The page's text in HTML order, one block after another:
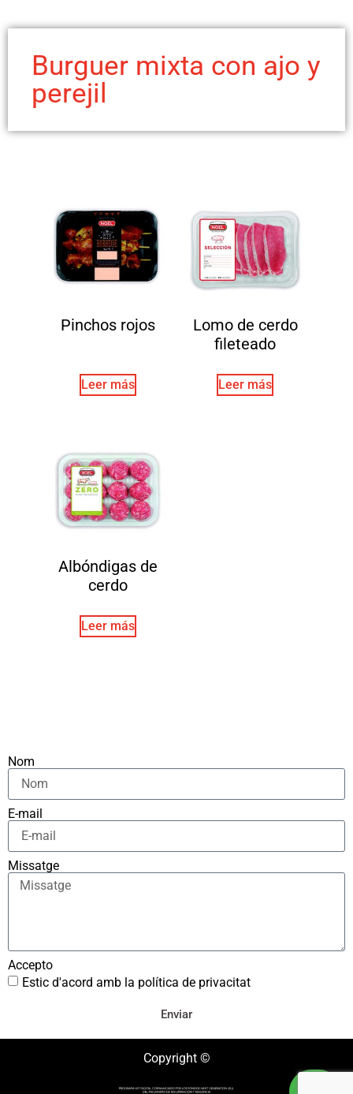
Burguer mixta con ajo y
perejil
Pinchos rojos
Leer más
Lomo de cerdo
fileteado
Leer más
Albóndigas de
cerdo
Leer más
Nom
E-mail
Missatge
Accepto
Estic d'acord amb la política de privacitat
Enviar
Copyright ©